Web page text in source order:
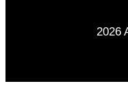
2026